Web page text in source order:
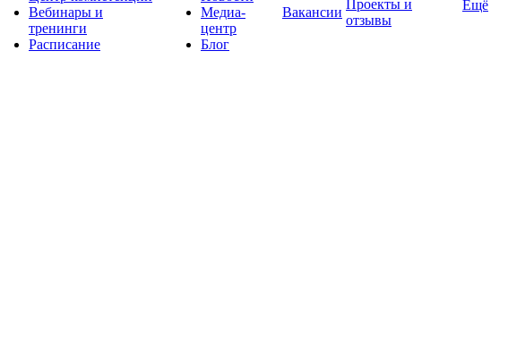
Вебинары и
тренинги
Расписание
Медиа-
центр
Блог
Вакансии
Проекты и
отзывы
Ещё